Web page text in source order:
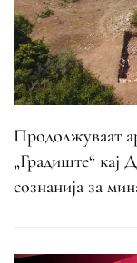
Продолжуваат
„Градиште“ кај
сознанија за